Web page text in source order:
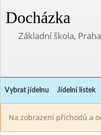
Docházka
Základní škola,
Vybrat jídelnu Jídelní lístek
Na zobrazení příchodů a